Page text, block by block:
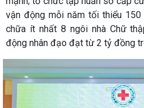
vận động mỗi năm tối thiểu
chữa ít nhất 8 ngôi nhà Chữ
động nhân đạo đạt từ 2 tỷ đồng